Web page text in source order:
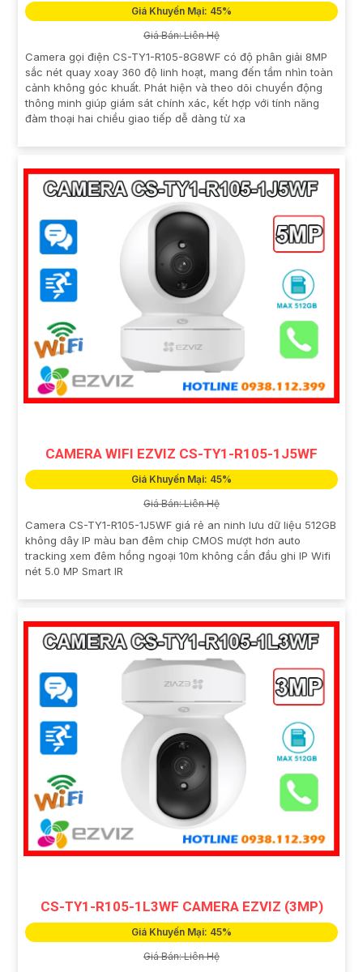
Giá Khuyến Mại: 45%
Giá Bán: Liên Hệ
Camera gọi điện CS-TY1-R105-8G8WF có độ phân giải 8MP
sắc nét quay xoay 360 độ linh hoạt, mang đến tầm nhìn toàn
cảnh không góc khuất. Phát hiện và theo dõi chuyển động
thông minh giúp giám sát chính xác, kết hợp với tính năng
đàm thoại hai chiều giao tiếp dễ dàng từ xa
CAMERA WIFI EZVIZ CS-TY1-R105-1J5WF
Giá Khuyến Mại: 45%
Giá Bán: Liên Hệ
Camera CS-TY1-R105-1J5WF giá rẻ an ninh lưu dữ liệu 512GB
không dây IP màu ban đêm chip CMOS mượt hơn auto
tracking xem đêm hồng ngoại 10m không cần đầu ghi IP Wifi
nét 5.0 MP Smart IR
CS-TY1-R105-1L3WF CAMERA EZVIZ (3MP)
Giá Khuyến Mại: 45%
Giá Bán: Liên Hệ